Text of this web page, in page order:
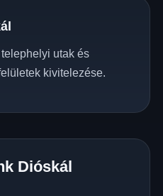
utak és
kivitelezése.
Dióskál